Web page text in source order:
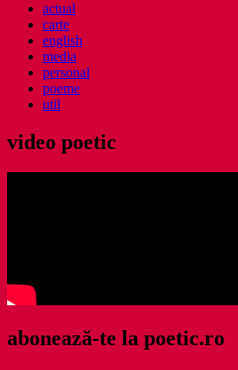
actual
carte
english
media
personal
poeme
util
video poetic
abonează-te la poetic.ro